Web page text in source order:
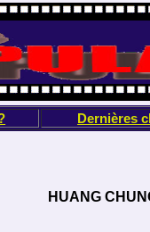
Dernières
HUANG